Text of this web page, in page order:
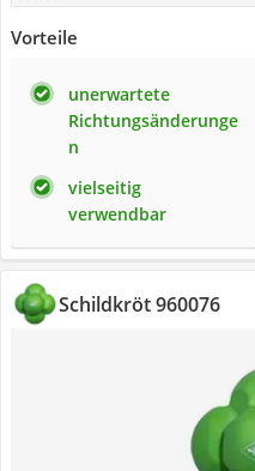
Vorteile
unerwartete
Richtungsänderunge
n
vielseitig
verwendbar
Schildkröt 960076